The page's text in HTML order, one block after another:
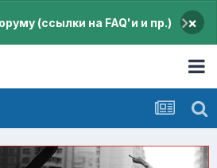
(ссылки на FAQ'и и пр.) ×